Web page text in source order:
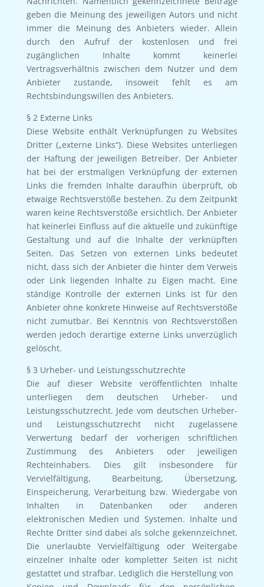
geben die Meinung des jeweiligen Autors und nicht
immer die Meinung des Anbieters wieder. Allein
durch den Aufruf der kostenlosen und frei
zugänglichen Inhalte kommt keinerlei
Vertragsverhältnis zwischen dem Nutzer und dem
Anbieter zustande, insoweit fehlt es am
Rechtsbindungswillen des Anbieters.
§ 2 Externe Links
Diese Website enthält Verknüpfungen zu Websites
Dritter („externe Links“). Diese Websites unterliegen
der Haftung der jeweiligen Betreiber. Der Anbieter
hat bei der erstmaligen Verknüpfung der externen
Links die fremden Inhalte daraufhin überprüft, ob
etwaige Rechtsverstöße bestehen. Zu dem Zeitpunkt
waren keine Rechtsverstöße ersichtlich. Der Anbieter
hat keinerlei Einfluss auf die aktuelle und zukünftige
Gestaltung und auf die Inhalte der verknüpften
Seiten. Das Setzen von externen Links bedeutet
nicht, dass sich der Anbieter die hinter dem Verweis
oder Link liegenden Inhalte zu Eigen macht. Eine
ständige Kontrolle der externen Links ist für den
Anbieter ohne konkrete Hinweise auf Rechtsverstöße
nicht zumutbar. Bei Kenntnis von Rechtsverstößen
werden jedoch derartige externe Links unverzüglich
gelöscht.
§ 3 Urheber- und Leistungsschutzrechte
Die auf dieser Website veröffentlichten Inhalte
unterliegen dem deutschen Urheber- und
Leistungsschutzrecht. Jede vom deutschen Urheber-
und Leistungsschutzrecht nicht zugelassene
Verwertung bedarf der vorherigen schriftlichen
Zustimmung des Anbieters oder jeweiligen
Rechteinhabers. Dies gilt insbesondere für
Vervielfältigung, Bearbeitung, Übersetzung,
Einspeicherung, Verarbeitung bzw. Wiedergabe von
Inhalten in Datenbanken oder anderen
elektronischen Medien und Systemen. Inhalte und
Rechte Dritter sind dabei als solche gekennzeichnet.
Die unerlaubte Vervielfältigung oder Weitergabe
einzelner Inhalte oder kompletter Seiten ist nicht
gestattet und strafbar. Lediglich die Herstellung von